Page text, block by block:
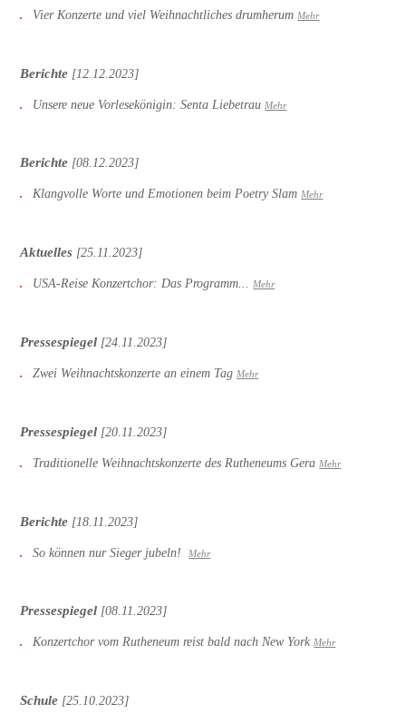
Vier Konzerte und viel Weihnachtliches drumherum Mehr
Berichte [12.12.2023]
Unsere neue Vorlesekönigin: Senta Liebetrau Mehr
Berichte [08.12.2023]
Klangvolle Worte und Emotionen beim Poetry Slam Mehr
Aktuelles [25.11.2023]
USA-Reise Konzertchor: Das Programm... Mehr
Pressespiegel [24.11.2023]
Zwei Weihnachtskonzerte an einem Tag Mehr
Pressespiegel [20.11.2023]
Traditionelle Weihnachtskonzerte des Rutheneums Gera Mehr
Berichte [18.11.2023]
So können nur Sieger jubeln! Mehr
Pressespiegel [08.11.2023]
Konzertchor vom Rutheneum reist bald nach New York Mehr
Schule [25.10.2023]